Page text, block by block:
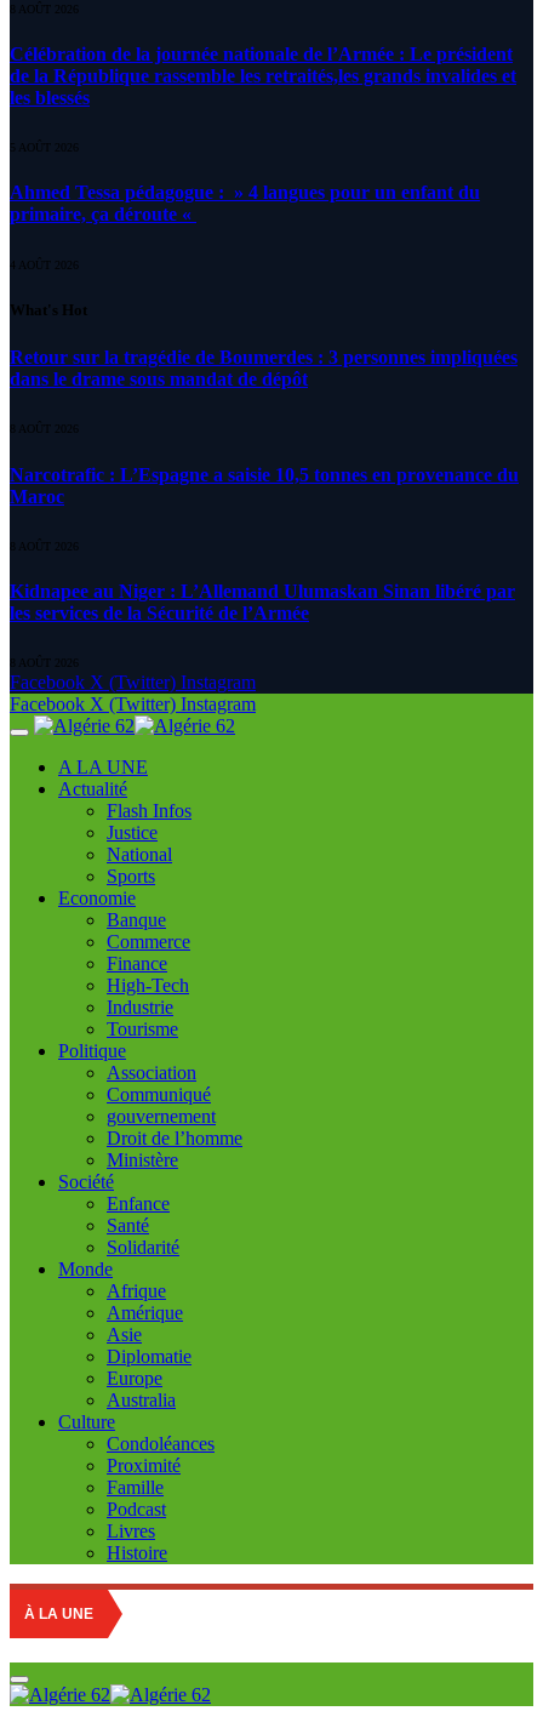
8 AOÛT 2026
Célébration de la journée nationale de l’Armée : Le président
de la République rassemble les retraités,les grands invalides et
les blessés
5 AOÛT 2026
Ahmed Tessa pédagogue : » 4 langues pour un enfant du
primaire, ça déroute «
4 AOÛT 2026
What's Hot
Retour sur la tragédie de Boumerdes : 3 personnes impliquées
dans le drame sous mandat de dépôt
8 AOÛT 2026
Narcotrafic : L’Espagne a saisie 10,5 tonnes en provenance du
Maroc
8 AOÛT 2026
Kidnapee au Niger : L’Allemand Ulumaskan Sinan libéré par
les services de la Sécurité de l’Armée
8 AOÛT 2026
Facebook X (Twitter) Instagram
Facebook X (Twitter) Instagram
A LA UNE
Actualité
Flash Infos
Justice
National
Sports
Economie
Banque
Commerce
Finance
High-Tech
Industrie
Tourisme
Politique
Association
Communiqué
gouvernement
Droit de l’homme
Ministère
Société
Enfance
Santé
Solidarité
Monde
Afrique
Amérique
Asie
Diplomatie
Europe
Australia
Culture
Condoléances
Proximité
Famille
Podcast
Livres
Histoire
À LA UNE